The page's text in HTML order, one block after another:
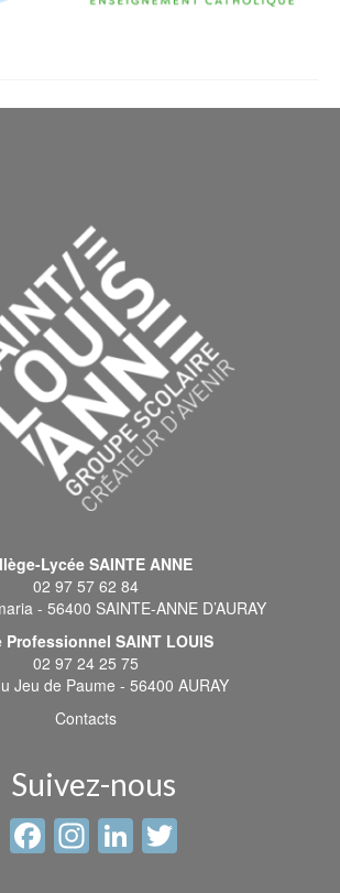
Lycée SAINTE ANNE
02 97 57 62 84
- 56400 SAINTE-ANNE D’AURAY
Professionnel SAINT LOUIS
02 97 24 25 75
Jeu de Paume - 56400 AURAY
Contacts
Suivez-nous
Facebook
Instagram
LinkedIn